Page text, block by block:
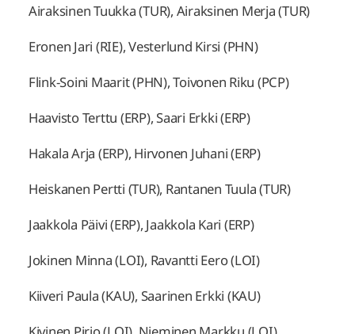
Airaksinen Tuukka (TUR), Airaksinen Merja (TUR)
Eronen Jari (RIE), Vesterlund Kirsi (PHN)
Flink-Soini Maarit (PHN), Toivonen Riku (PCP)
Haavisto Terttu (ERP), Saari Erkki (ERP)
Hakala Arja (ERP), Hirvonen Juhani (ERP)
Heiskanen Pertti (TUR), Rantanen Tuula (TUR)
Jaakkola Päivi (ERP), Jaakkola Kari (ERP)
Jokinen Minna (LOI), Ravantti Eero (LOI)
Kiiveri Paula (KAU), Saarinen Erkki (KAU)